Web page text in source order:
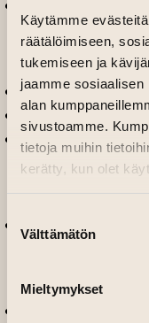
Käytämme
räätälöimiseen,
tukemiseen ja
jaamme
alan
sivustoamme.
tietoja muihin
kerätty, kun olet
valinta
Välttämätön
Mieltymykset
Taiteen
Taiteentalolaiset
Tilaa uutiskirje
Tilat
Toimitilat
Vieraile